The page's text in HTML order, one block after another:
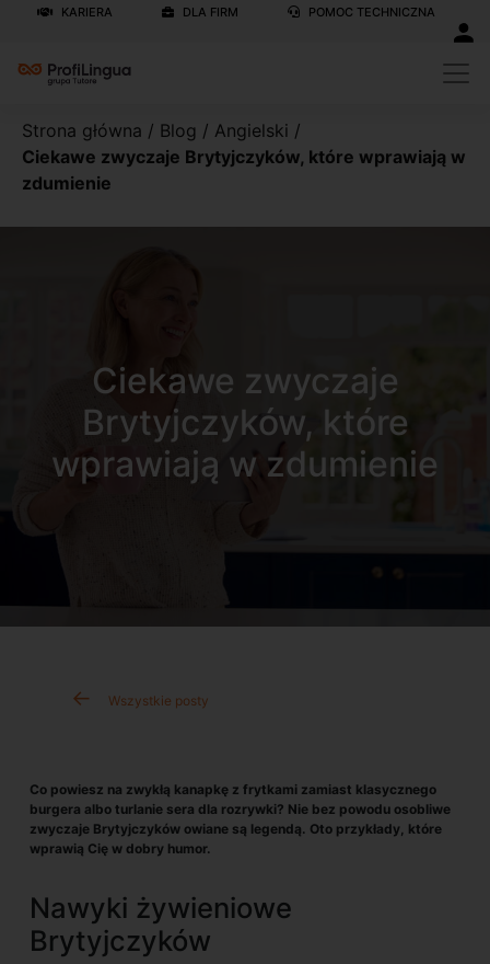
KARIERA DLA FIRM POMOC TECHNICZNA
Strona główna / Blog / Angielski /
Ciekawe zwyczaje Brytyjczyków, które wprawiają w
zdumienie
Ciekawe zwyczaje
Brytyjczyków, które
wprawiają w zdumienie
Wszystkie posty
Co powiesz na zwykłą kanapkę z frytkami zamiast klasycznego
burgera albo turlanie sera dla rozrywki? Nie bez powodu osobliwe
zwyczaje Brytyjczyków owiane są legendą. Oto przykłady, które
wprawią Cię w dobry humor.
Nawyki żywieniowe
Brytyjczyków